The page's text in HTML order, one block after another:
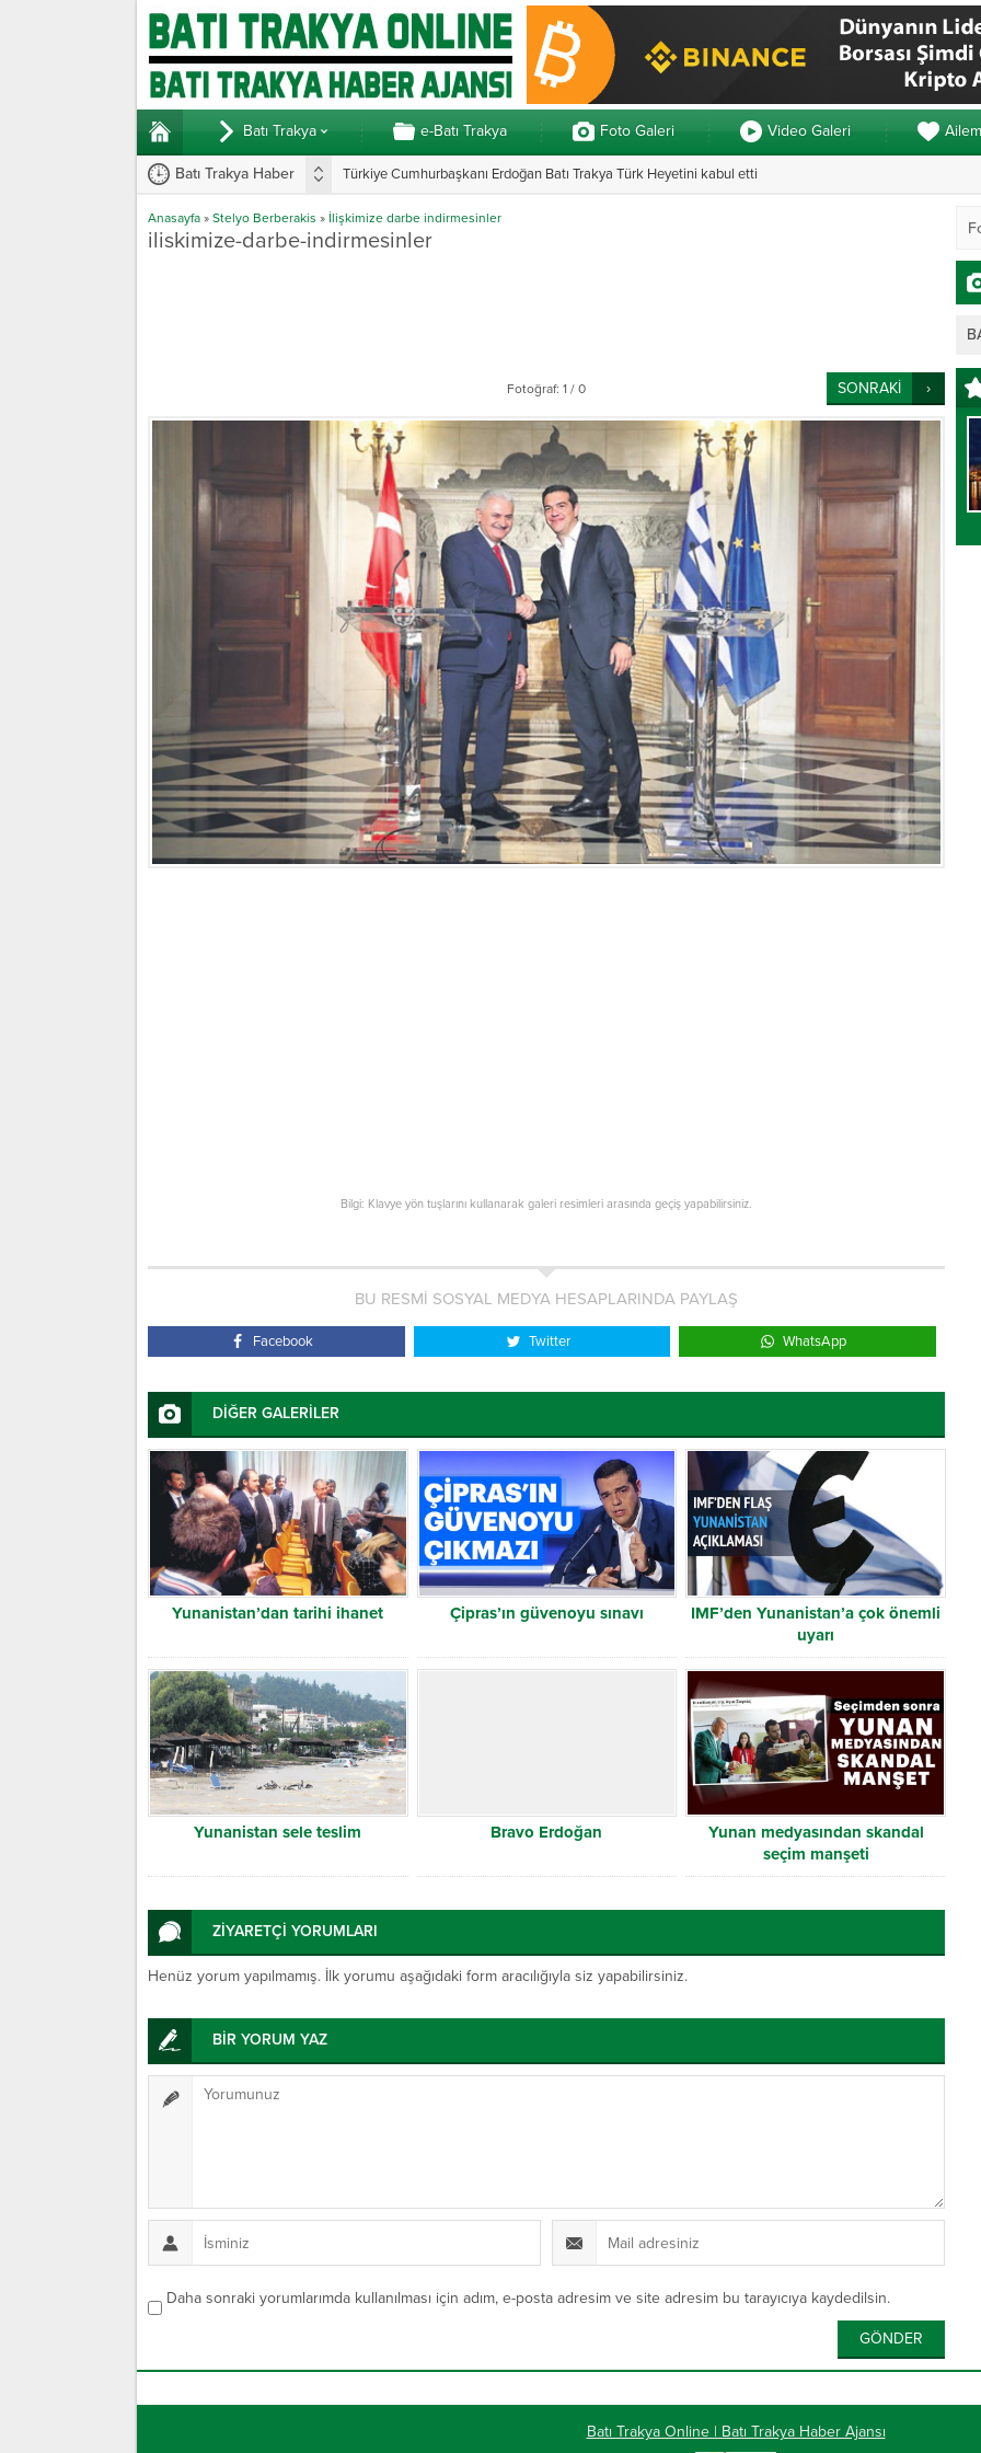
Batı Trakya e-Batı Trakya Foto Galeri Video Galeri Ailem
Batı Trakya Haber Türkiye Cumhurbaşkanı Erdoğan Batı Trakya Türk Heyetini kabul etti
Yunanistan’da vekillerden 3 ayrı yemin
Anasayfa » Stelyo Berberakis » İlişkimize darbe indirmesinler
iliskimize-darbe-indirmesinler
Fotoğraf: 1 / 0 SONRAKİ
Bilgi: Klavye yön tuşlarını kullanarak galeri resimleri arasında geçiş yapabilirsiniz.
BU RESMİ SOSYAL MEDYA HESAPLARINDA PAYLAŞ
Facebook Twitter WhatsApp
DİĞER GALERİLER
Yunanistan’dan tarihi ihanet Çipras’ın güvenoyu sınavı
IMF’den Yunanistan’a çok önemli
uyarı
Yunanistan sele teslim Bravo Erdoğan
Yunan medyasından skandal
seçim manşeti
ZİYARETÇİ YORUMLARI
Henüz yorum yapılmamış. İlk yorumu aşağıdaki form aracılığıyla siz yapabilirsiniz.
BİR YORUM YAZ
Daha sonraki yorumlarımda kullanılması için adım, e-posta adresim ve site adresim bu tarayıcıya kaydedilsin.
Batı Trakya Online | Batı Trakya Haber Ajansı